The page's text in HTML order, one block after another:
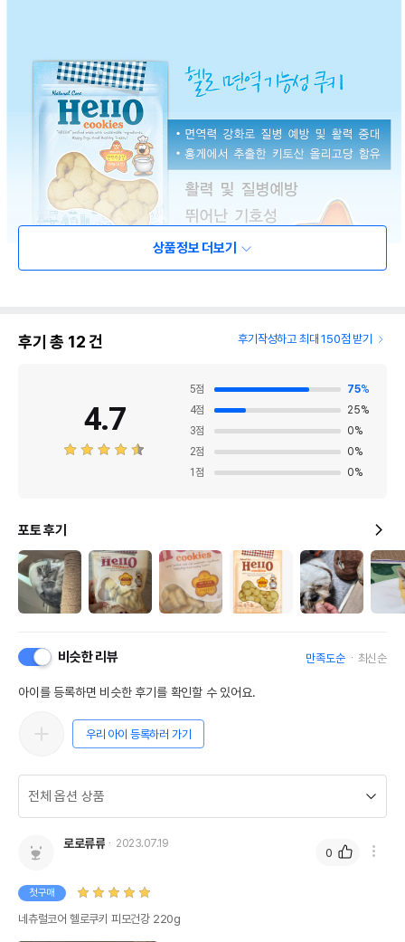
상품정보 더보기
후기 총 12건 후기작성하고 최대 150점 받기
4.7
5점 75%
4점 25%
3점 0%
2점 0%
1 점 0%
포토 후기
비슷한 리뷰 만족도순 최신순
아이를 등록하면 비슷한 후기를 확인할 수 있어요.
우리 아이 등록하러 가기
로로류류 2023.07.19
첫구매
네츄럴코어 헬로쿠키 피모건강 220g
0